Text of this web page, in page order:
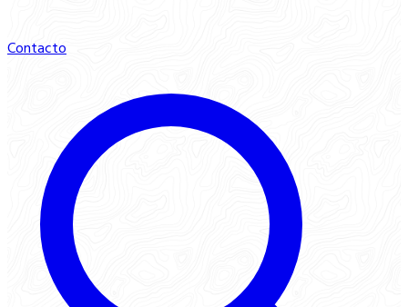
Contacto